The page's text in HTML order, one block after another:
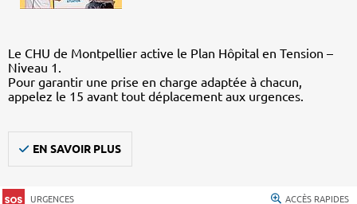
Le CHU de Montpellier active le Plan Hôpital en Tension –
Niveau 1.
Pour garantir une prise en charge adaptée à chacun,
appelez le 15 avant tout déplacement aux urgences.
EN SAVOIR PLUS
URGENCES ACCÈS RAPIDES